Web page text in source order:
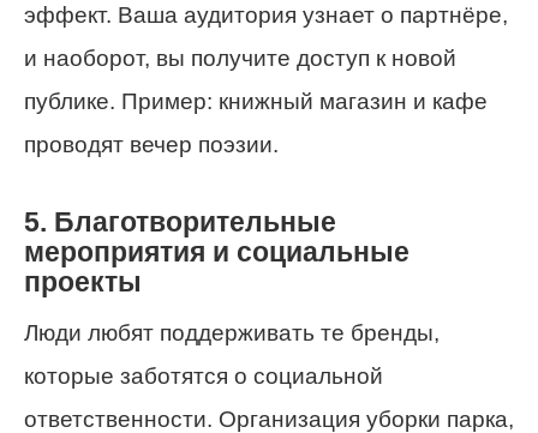
эффект. Ваша аудитория узнает о партнёре,
и наоборот, вы получите доступ к новой
публике. Пример: книжный магазин и кафе
проводят вечер поэзии.
5. Благотворительные
мероприятия и социальные
проекты
Люди любят поддерживать те бренды,
которые заботятся о социальной
ответственности. Организация уборки парка,